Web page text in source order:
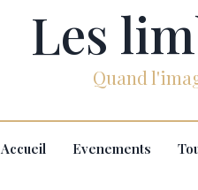
Les
Quand
Accueil Evenements